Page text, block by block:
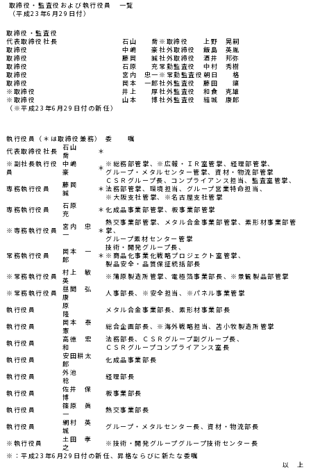
取締役・監査役および執行役員 一覧
（平成23年6月29日付）
取締役・監査役
代表取締役社長
石山 喬 ※取締役
上野 晃嗣
取締役
中嶋 豪社外取締役
飯島 英胤
取締役
藤岡 誠社外取締役
酒井 邦弥
取締役
石原 充 常勤監査役
中村 秀樹
取締役
宮内 忠一 ※常勤監査役 朝日 格
取締役
岡本 一郎社外監査役
藤田 讓
※取締役
井上 厚社外監査役
和食 克雄
※取締役
山本 博社外監査役
結城 康郎
（※平成23年6月29日付の新任）
執行役員（＊は取締役兼務）
委 嘱
代表取締役社長
石山
喬
＊
※副社長執行役
員
中嶋
豪
＊ ※総務部管掌、※広報・ＩＲ室管掌、経理部管掌、
グループ・メタルセンター管掌、資材・物流部管掌
専務執行役員
藤岡
誠
＊
ＣＳＲグループ長、コンプライアンス担当、監査室管掌、
法務部管掌、環境担当、グループ営業特命担当、
※大阪支社管掌、※名古屋支社管掌
専務執行役員
石原
充
＊ 化成品事業部管掌、板事業部管掌
※専務執行役員
宮内 忠
一
＊
熱交事業部管掌、メタル合金事業部管掌、素形材事業部管
掌、
グループ素材センター管掌
常務執行役員
岡本 一
郎
＊
技術・開発グループ長、
※商品化事業化戦略プロジェクト室管掌、
製品安全・品質保証統括部長
※常務執行役員
村上 敏
英
※蒲原製造所管掌、電極箔事業部長、※景観製品部管掌
※常務執行役員
昼間 弘
康
人事部長、※安全担当、※パネル事業管掌
執行役員
原
隆
メタル合金事業部長、素形材事業部長
執行役員
岡本 泰
憲
総合企画部長、※海外戦略担当、苫小牧製造所管掌
執行役員
高徳 宏
和
法務部長、ＣＳＲグループ副グループ長、
ＣＳＲグループコンプライアンス室長
執行役員
安田耕太
郎
化成品事業部長
執行役員
外池
稔
経理部長
執行役員
佐井 保
博
板事業部長
執行役員
篠原 眞
一
熱交事業部長
執行役員
網村 英
城
グループ・メタルセンター長、資材・物流部長
※執行役員
土田 孝
之
※技術・開発グループグループ技術センター長
※：平成23年6月29日付の新任、昇格ならびに新たな委嘱
以 上